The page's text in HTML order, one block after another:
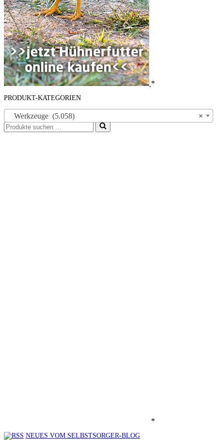
*
PRODUKT-KATEGORIEN
×
Werkzeuge (5.058)
Suchen
nach …
*
NEUES VOM SELBSTSORGER-BLOG